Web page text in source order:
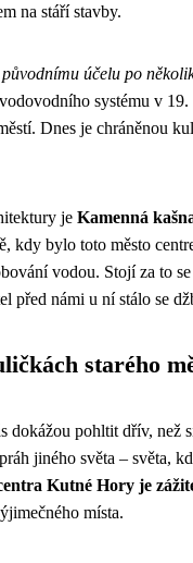
na stáří stavby.
účelu po
systému v
Dnes je chráněnou
je Kamenná
kdy bylo toto město
vodou. Stojí za to
před námi u ní stálo se
starého
dokážou pohltit dřív, než
jiného světa – světa,
Kutné Hory je
místa.